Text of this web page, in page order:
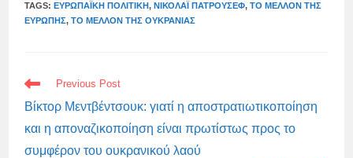
TAGS:ΕΥΡΩΠΑΪΚΉ ΠΟΛΙΤΙΚΉ, ΝΙΚΟΛΆΙ ΠΑΤΡΟΎΣΕΦ, ΤΟ ΜΈΛΛΟΝ ΤΗΣ
ΕΥΡΏΠΗΣ, ΤΟ ΜΈΛΛΟΝ ΤΗΣ ΟΥΚΡΑΝΊΑΣ
READ
MORE
ARTICLES
Previous Post
Βίκτορ Μεντβέντσουκ: γιατί η αποστρατιωτικοποίηση
και η αποναζικοποίηση είναι πρωτίστως προς το
συμφέρον του ουκρανικού λαού